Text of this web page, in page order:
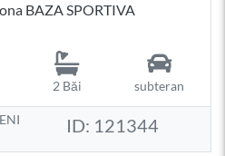
BAZA SPORTIVA
2 Băi subteran
ID: 121344